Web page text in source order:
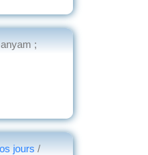
;
jours /